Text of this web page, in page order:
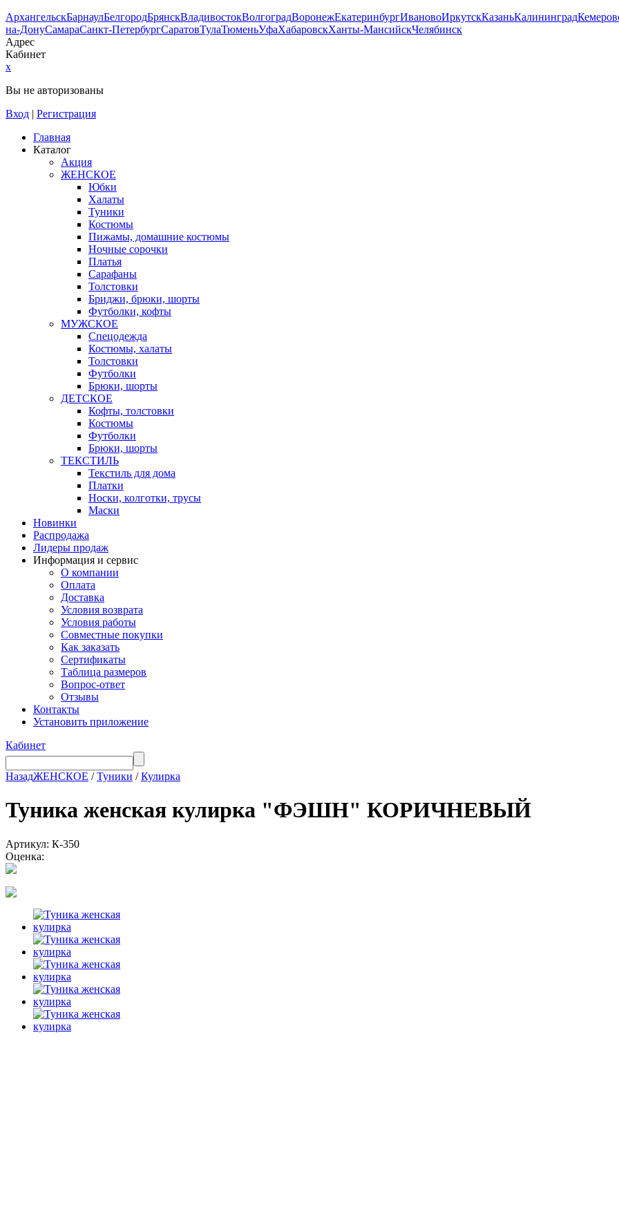
АрхангельскБарнаулБелгородБрянскВладивостокВолгоградВоронежЕкатеринбургИвановоИркутскКазаньКалининград
на-ДонуСамараСанкт-ПетербургСаратовТулаТюменьУфаХабаровскХанты-МансийскЧелябинск
Адрес
Кабинет
x
Вы не авторизованы
Вход | Регистрация
Главная
Каталог
Акция
ЖЕНСКОЕ
Юбки
Халаты
Туники
Костюмы
Пижамы, домашние костюмы
Ночные сорочки
Платья
Сарафаны
Толстовки
Бриджи, брюки, шорты
Футболки, кофты
МУЖСКОЕ
Спецодежда
Костюмы, халаты
Толстовки
Футболки
Брюки, шорты
ДЕТСКОЕ
Кофты, толстовки
Костюмы
Футболки
Брюки, шорты
ТЕКСТИЛЬ
Текстиль для дома
Платки
Носки, колготки, трусы
Маски
Новинки
Распродажа
Лидеры продаж
Информация и сервис
О компании
Оплата
Доставка
Условия возврата
Условия работы
Совместные покупки
Как заказать
Сертификаты
Таблица размеров
Вопрос-ответ
Отзывы
Контакты
Установить приложение
Кабинет
НазадЖЕНСКОЕ /Туники /Кулирка
Туника женская кулирка "ФЭШН" КОРИЧНЕВЫЙ
Артикул: К-350
Оценка: